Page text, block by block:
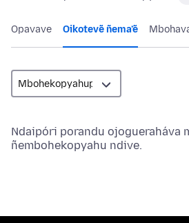
Opavave Oikotevẽ ñema’ẽ
Ndaipóri porandu ojogueraháva
ñembohekopyahu ndive.